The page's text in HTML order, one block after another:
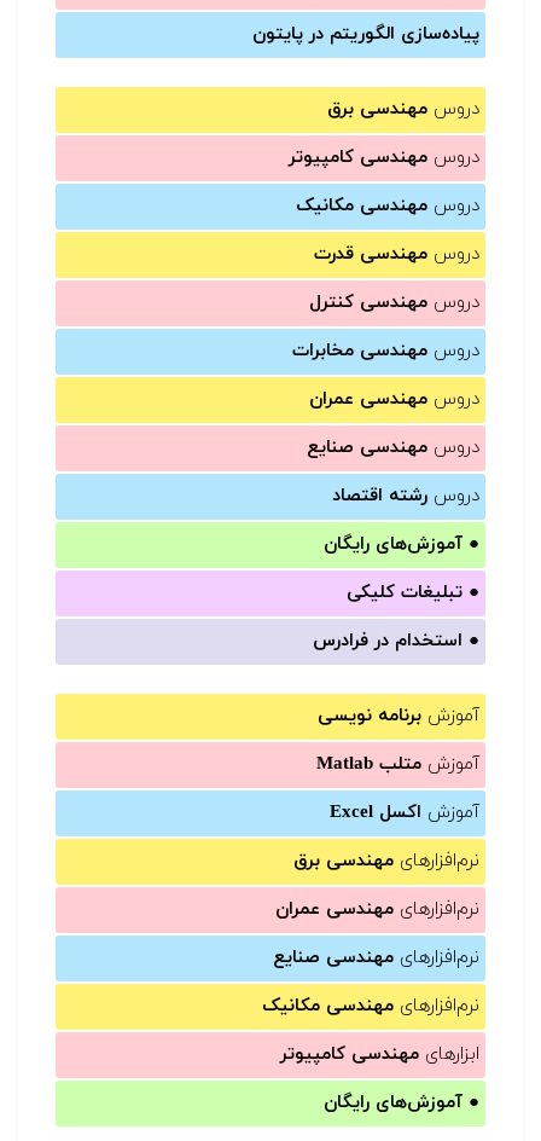
پیاده‌سازی الگوریتم در پایتون
دروس مهندسی برق
دروس مهندسی کامپیوتر
دروس مهندسی مکانیک
دروس مهندسی قدرت
دروس مهندسی کنترل
دروس مهندسی مخابرات
دروس مهندسی عمران
دروس مهندسی صنایع
دروس رشته اقتصاد
● آموزش‌های رایگان
● تبلیغات کلیکی
● استخدام در فرادرس
آموزش برنامه نویسی
آموزش متلب Matlab
آموزش اکسل Excel
نرم‌افزارهای مهندسی برق
نرم‌افزارهای مهندسی عمران
نرم‌افزارهای مهندسی صنایع
نرم‌افزارهای مهندسی مکانیک
ابزارهای مهندسی کامپیوتر
● آموزش‌های رایگان